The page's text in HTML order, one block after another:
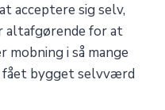
acceptere sig selv,
altafgørende for at
i så mange
fået bygget selvværd